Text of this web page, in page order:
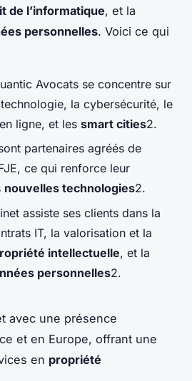
de l’informatique, et la
personnelles. Voici ce qui
Avocats se concentre sur
la cybersécurité, le
ligne, et les smart cities2.
partenaires agréés de
ce qui renforce leur
nouvelles technologies2.
assiste ses clients dans la
IT, la valorisation et la
intellectuelle, et la
personnelles2.
avec une présence
et en Europe, offrant une
en propriété